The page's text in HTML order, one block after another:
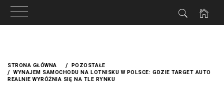
treściSTRONA GŁÓWNA
POZOSTAŁE
WYNAJEM SAMOCHODU NA LOTNISKU W POLSCE: GDZIE TARGET AUTO
REALNIE WYRÓŻNIA SIĘ NA TLE RYNKU